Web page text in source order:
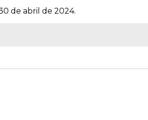
de abril de 2024.